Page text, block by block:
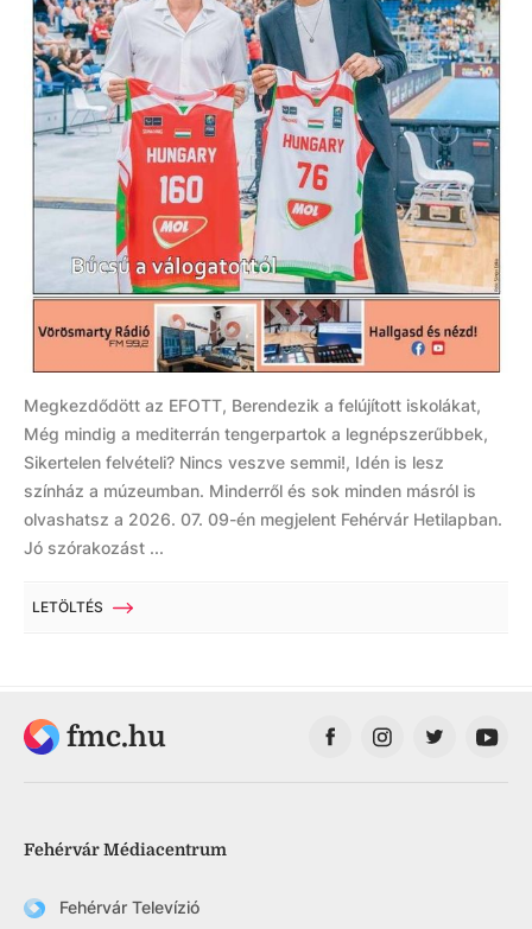
Megkezdődött az EFOTT, Berendezik a felújított iskolákat,
Még mindig a mediterrán tengerpartok a legnépszerűbbek,
Sikertelen felvételi? Nincs veszve semmi!, Idén is lesz
színház a múzeumban. Minderről és sok minden másról is
olvashatsz a 2026. 07. 09-én megjelent Fehérvár Hetilapban.
Jó szórakozást ...
LETÖLTÉS
fmc.hu
Fehérvár Médiacentrum
Fehérvár Televízió